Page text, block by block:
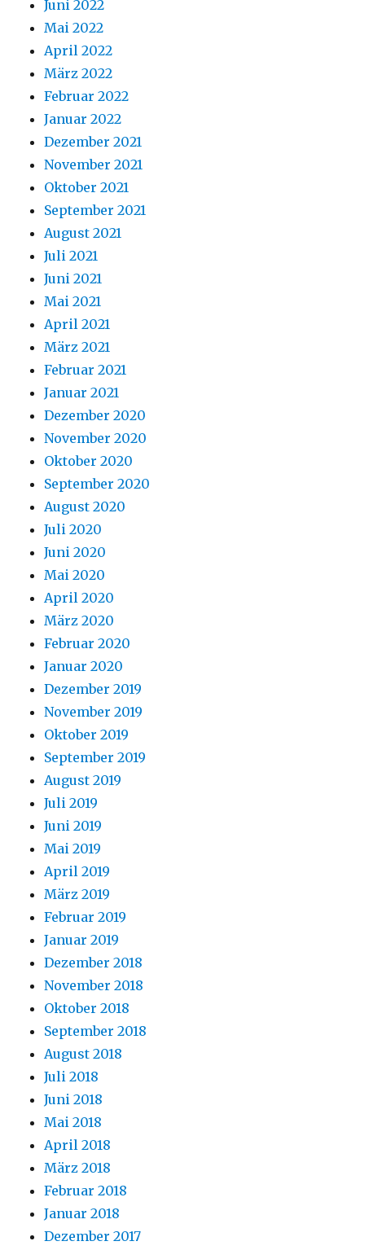
Juni 2022
Mai 2022
April 2022
März 2022
Februar 2022
Januar 2022
Dezember 2021
November 2021
Oktober 2021
September 2021
August 2021
Juli 2021
Juni 2021
Mai 2021
April 2021
März 2021
Februar 2021
Januar 2021
Dezember 2020
November 2020
Oktober 2020
September 2020
August 2020
Juli 2020
Juni 2020
Mai 2020
April 2020
März 2020
Februar 2020
Januar 2020
Dezember 2019
November 2019
Oktober 2019
September 2019
August 2019
Juli 2019
Juni 2019
Mai 2019
April 2019
März 2019
Februar 2019
Januar 2019
Dezember 2018
November 2018
Oktober 2018
September 2018
August 2018
Juli 2018
Juni 2018
Mai 2018
April 2018
März 2018
Februar 2018
Januar 2018
Dezember 2017